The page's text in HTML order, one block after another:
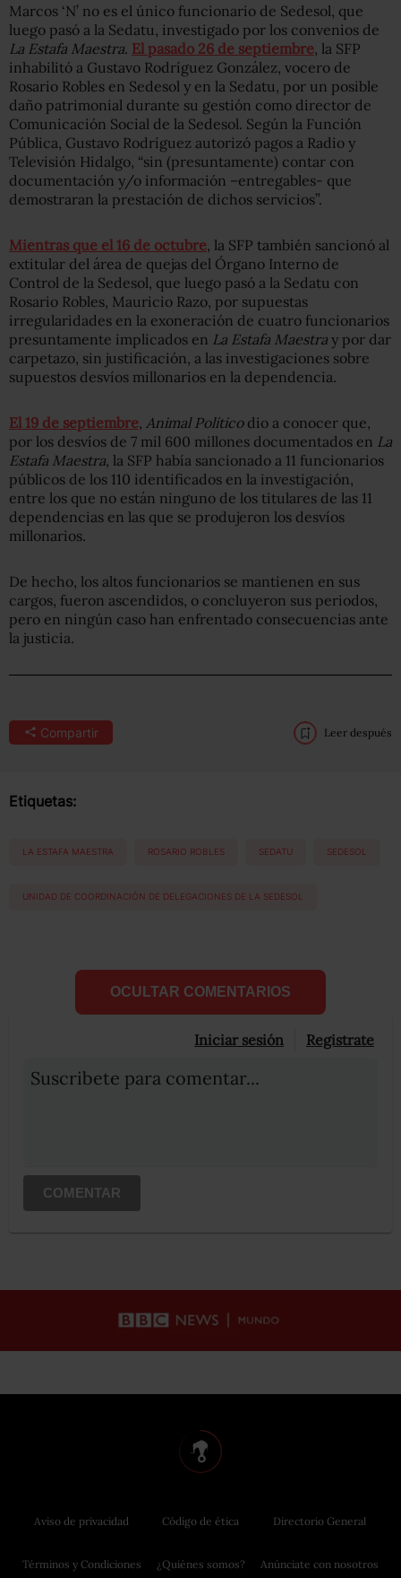
Marcos ‘N’ no es el único funcionario de Sedesol, que
luego pasó a la Sedatu, investigado por los convenios de
La Estafa Maestra. El pasado 26 de septiembre , la SFP
inhabilitó a Gustavo Rodríguez González, vocero de
Rosario Robles en Sedesol y en la Sedatu, por un posible
daño patrimonial durante su gestión como director de
Comunicación Social de la Sedesol. Según la Función
Pública, Gustavo Rodríguez autorizó pagos a Radio y
Televisión Hidalgo, “sin (presuntamente) contar con
documentación y/o información –entregables- que
demostraran la prestación de dichos servicios”.
Mientras que el 16 de octubre , la SFP también sancionó al
extitular del área de quejas del Órgano Interno de
Control de la Sedesol, que luego pasó a la Sedatu con
Rosario Robles, Mauricio Razo, por supuestas
irregularidades en la exoneración de cuatro funcionarios
presuntamente implicados en La Estafa Maestra y por dar
carpetazo, sin justificación, a las investigaciones sobre
supuestos desvíos millonarios en la dependencia.
El 19 de septiembre Animal Políticodio a conocer que,
por los desvíos de 7 mil 600 millones documentados en La
Estafa Maestra , la SFP había sancionado a 11 funcionarios
públicos de los 110 identificados en la investigación,
entre los que no están ninguno de los titulares de las 11
dependencias en las que se produjeron los desvíos
millonarios.
De hecho, los altos funcionarios se mantienen en sus
cargos, fueron ascendidos, o concluyeron sus periodos,
pero en ningún caso han enfrentado consecuencias ante
la justicia.
Compartir Leer después
Etiquetas:
LA ESTAFA MAESTRA ROSARIO ROBLES SEDATU SEDESOL
UNIDAD DE COORDINACIÓN DE DELEGACIONES DE LA SEDESOL
OCULTAR COMENTARIOS
Iniciar sesión Registrate
Suscribete para comentar...
COMENTAR
Aviso de privacidad
Términos y Condiciones
Código de ética
¿Quiénes somos?
Directorio General
Anúnciate con nosotros